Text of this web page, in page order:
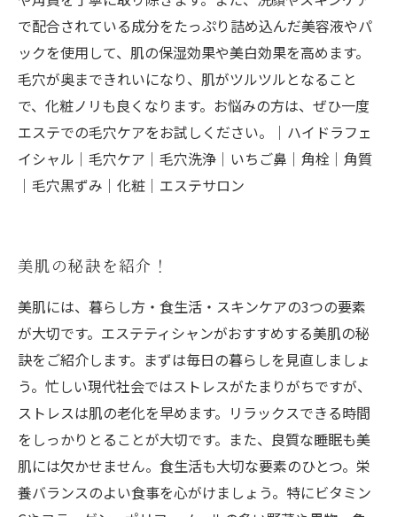
で配合されている成分をたっぷり詰め込んだ美容液やパ
ックを使用して、肌の保湿効果や美白効果を高めます。
毛穴が奥まできれいになり、肌がツルツルとなること
で、化粧ノリも良くなります。お悩みの方は、ぜひ一度
エステでの毛穴ケアをお試しください。｜ハイドラフェ
イシャル｜毛穴ケア｜毛穴洗浄｜いちご鼻｜角栓｜角質
｜毛穴黒ずみ｜化粧｜エステサロン
美肌の秘訣を紹介！
美肌には、暮らし方・食生活・スキンケアの3つの要素
が大切です。エステティシャンがおすすめする美肌の秘
訣をご紹介します。まずは毎日の暮らしを見直しましょ
う。忙しい現代社会ではストレスがたまりがちですが、
ストレスは肌の老化を早めます。リラックスできる時間
をしっかりとることが大切です。また、良質な睡眠も美
肌には欠かせません。食生活も大切な要素のひとつ。栄
養バランスのよい食事を心がけましょう。特にビタミン